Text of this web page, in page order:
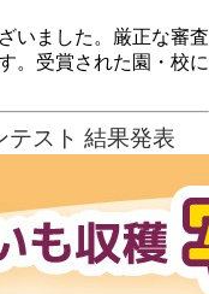
o
n
いました。厳正な審査
。受賞された園・校に
テスト 結果発表